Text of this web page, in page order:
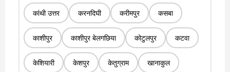
कांथी उत्तर करनदिघी करीमपुर कसबा
काशीपुर काशीपुर बेलगछिया कोटुलपुर कटवा
केशियारी केशपुर केतुग्राम खानाकुल